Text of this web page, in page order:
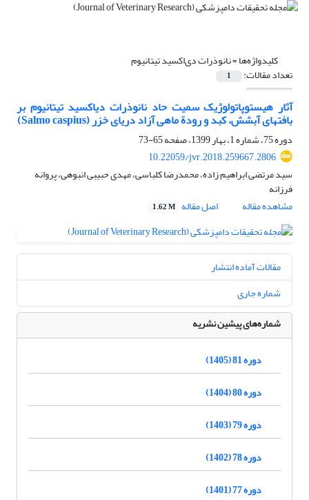
کلیدواژه‌ها =نانوذرات دی‌اکسید تیتانیوم
تعداد مقالات: 1
آثار هیستوپاتولوژیک سمیت حاد نانوذرات دی‎اکسید تیتانیوم بر
بافت‎های آبشش، کبد و رودة ماهی آزاد دریای خزر (Salmo caspius)
دوره 75، شماره 1، بهار 1399، صفحه
65-73
10.22059/jvr.2018.259667.2806
سید مرتضی ابراهیم زاده، محمدرضا کلباسی، مهدی حبیبی انبوهی، پروانه
فرزانه
مشاهده مقاله
اصل مقاله 1.62 M
مقالات آماده انتشار
شماره جاری
شماره‌های پیشین نشریه
دوره 81 (1405)
دوره 80 (1404)
دوره 79 (1403)
دوره 78 (1402)
دوره 77 (1401)